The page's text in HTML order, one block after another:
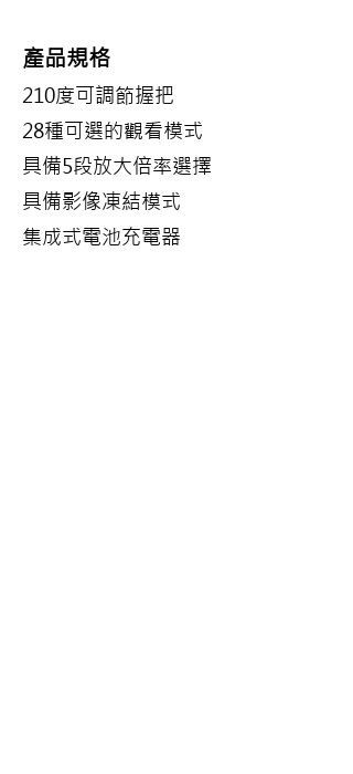
產品規格
210度可調節握把
28種可選的觀看模式
具備5段放大倍率選擇
具備影像凍結模式
集成式電池充電器